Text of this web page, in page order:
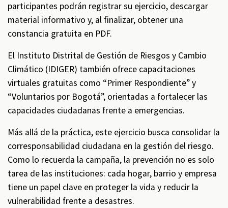
participantes podrán registrar su ejercicio, descargar
material informativo y, al finalizar, obtener una
constancia gratuita en PDF.
El Instituto Distrital de Gestión de Riesgos y Cambio
Climático (IDIGER) también ofrece capacitaciones
virtuales gratuitas como “Primer Respondiente” y
“Voluntarios por Bogotá”, orientadas a fortalecer las
capacidades ciudadanas frente a emergencias.
Más allá de la práctica, este ejercicio busca consolidar la
corresponsabilidad ciudadana en la gestión del riesgo.
Como lo recuerda la campaña, la prevención no es solo
tarea de las instituciones: cada hogar, barrio y empresa
tiene un papel clave en proteger la vida y reducir la
vulnerabilidad frente a desastres.